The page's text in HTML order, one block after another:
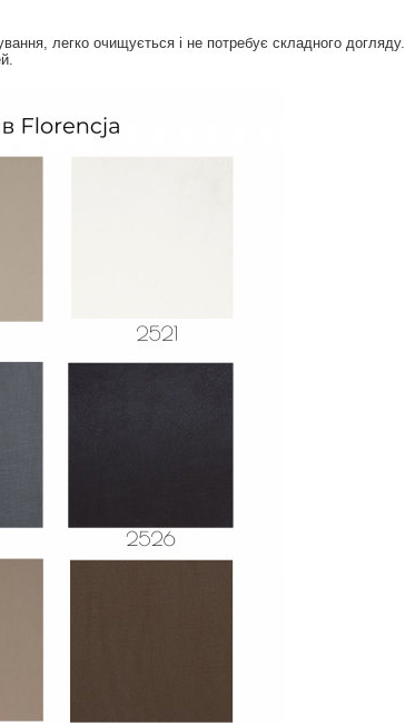
легко очищується і не потребує складного догляду.